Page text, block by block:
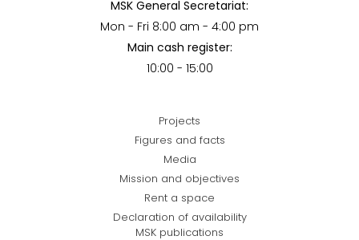
MSK General Secretariat:
Mon - Fri 8:00 am - 4:00 pm
Main cash register:
10:00 - 15:00
Projects
Figures and facts
Media
Mission and objectives
Rent a space
Declaration of availability
MSK publications